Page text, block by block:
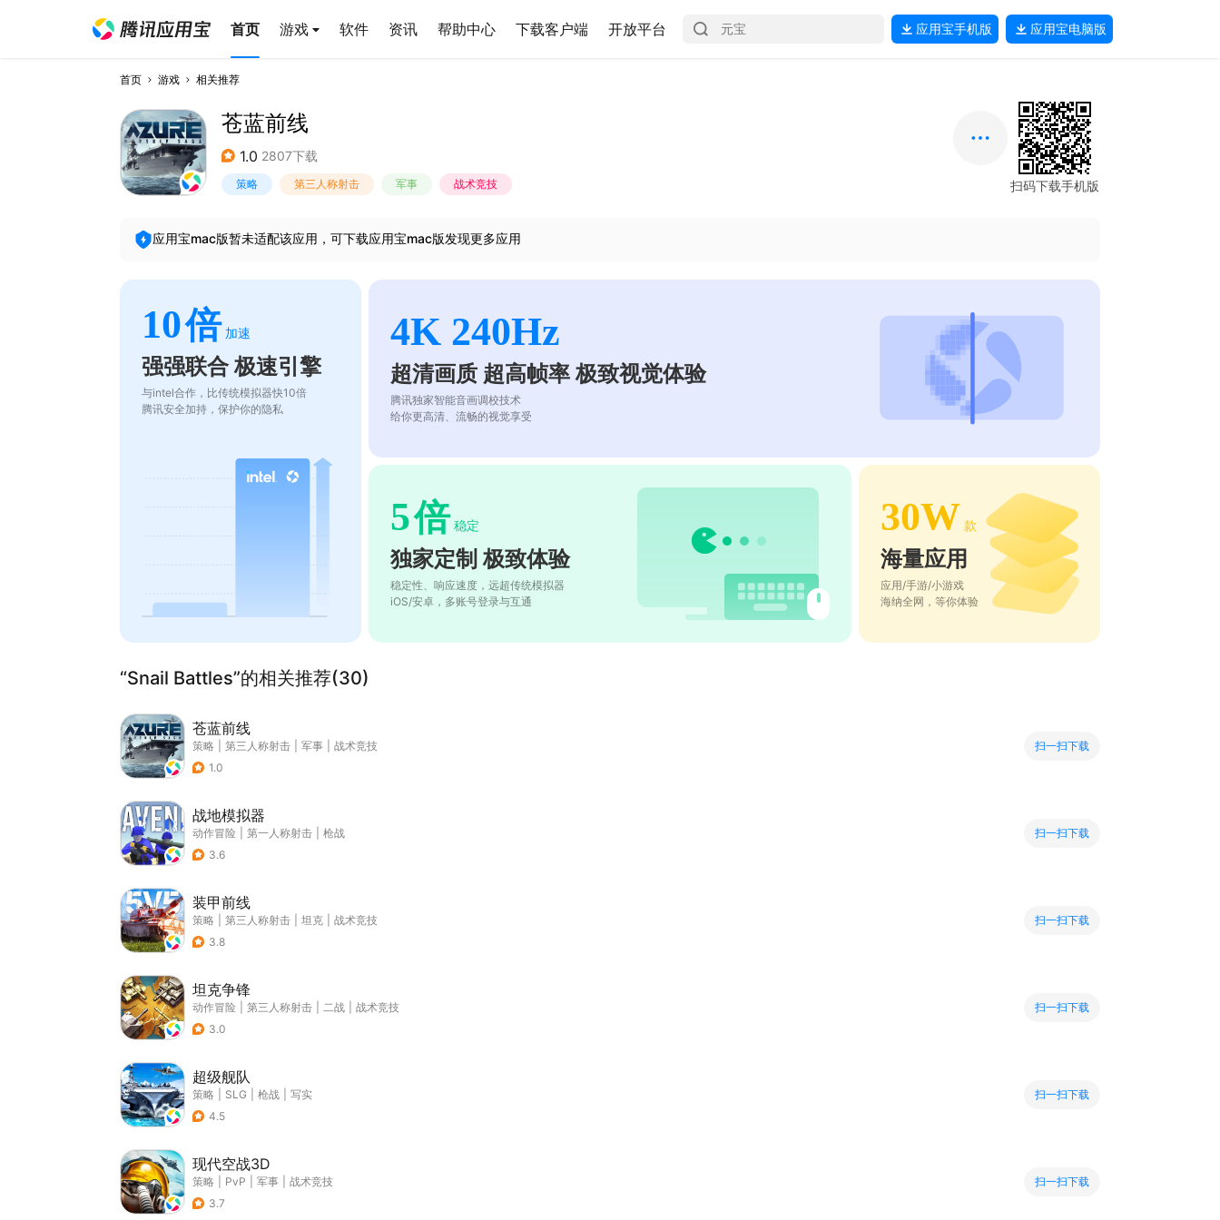
首页 游戏 软件 资讯 帮助中心 下载客户端 开放平台 应用宝手机版 应用宝电脑版
首页 游戏 相关推荐
苍蓝前线
1.0 2807下载
策略 第三人称射击 军事 战术竞技 扫码下载手机版
应用宝mac版暂未适配该应用，可下载应用宝mac版发现更多应用
10倍 加速
强强联合 极速引擎
与intel合作，比传统模拟器快10倍
腾讯安全加持，保护你的隐私
4K 240Hz
超清画质 超高帧率 极致视觉体验
腾讯独家智能音画调校技术
给你更高清、流畅的视觉享受
5倍 稳定
独家定制 极致体验
稳定性、响应速度，远超传统模拟器
iOS/安卓，多账号登录与互通
30W 款
海量应用
应用/手游/小游戏
海纳全网，等你体验
“Snail Battles”的相关推荐(30)
苍蓝前线
策略 第三人称射击 军事
战术竞技
1.0
扫一扫下载
战地模拟器
动作冒险 第一人称射击
枪战
3.6
扫一扫下载
装甲前线
策略 第三人称射击 坦克
战术竞技
3.8
扫一扫下载
坦克争锋
动作冒险 第三人称射击 二战
战术竞技
3.0
扫一扫下载
超级舰队
策略 SLG 枪战
写实
4.5
扫一扫下载
现代空战3D
策略 PvP 军事
战术竞技
3.7
扫一扫下载